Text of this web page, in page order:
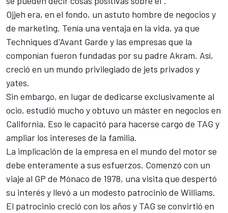
Ojjeh era, en el fondo, un astuto hombre de negocios y
de marketing. Tenía una ventaja en la vida, ya que
Techniques d'Avant Garde y las empresas que la
componían fueron fundadas por su padre Akram. Así,
creció en un mundo privilegiado de jets privados y
yates.
Sin embargo, en lugar de dedicarse exclusivamente al
ocio, estudió mucho y obtuvo un máster en negocios en
California. Eso le capacitó para hacerse cargo de TAG y
ampliar los intereses de la familia.
La implicación de la empresa en el mundo del motor se
debe enteramente a sus esfuerzos. Comenzó con un
viaje al GP de Mónaco de 1978, una visita que despertó
su interés y llevó a un modesto patrocinio de Williams.
El patrocinio creció con los años y TAG se convirtió en